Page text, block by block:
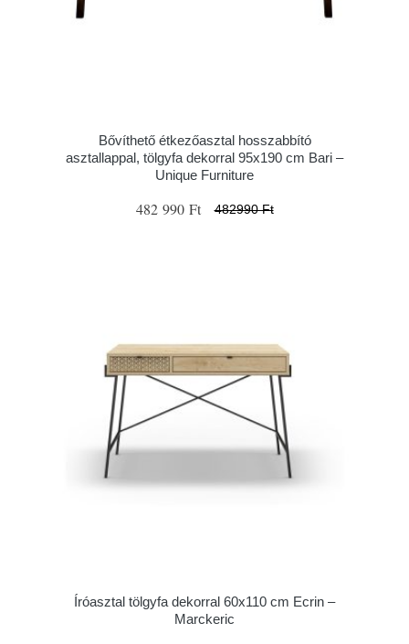
Bővíthető étkezőasztal hosszabbító
asztallappal, tölgyfa dekorral 95x190 cm Bari –
Unique Furniture
482 990 Ft 482990 Ft
Íróasztal tölgyfa dekorral 60x110 cm Ecrin –
Marckeric